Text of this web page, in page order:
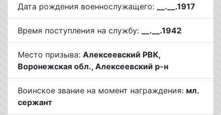
Дата рождения военнослужащего: __.__.1917
Время поступления на службу: __.__.1942
Место призыва: Алексеевский РВК,
Воронежская обл., Алексеевский р-н
Воинское звание на момент награждения: мл.
сержант